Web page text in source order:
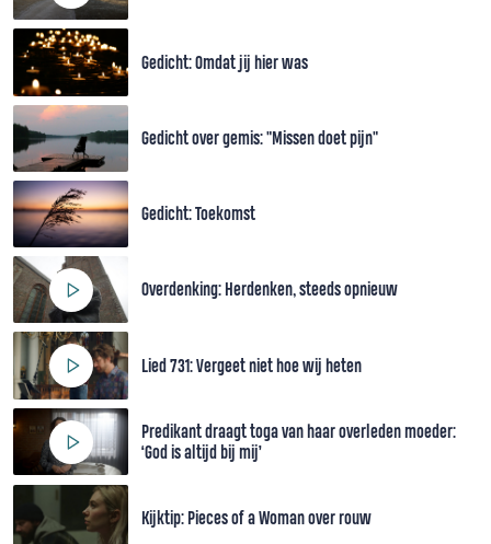
Gedicht: Omdat jij hier was
Gedicht over gemis: "Missen doet pijn"
Gedicht: Toekomst
Overdenking: Herdenken, steeds opnieuw
Lied 731: Vergeet niet hoe wij heten
Predikant draagt toga van haar overleden moeder:
‘God is altijd bij mij’
Kijktip: Pieces of a Woman over rouw